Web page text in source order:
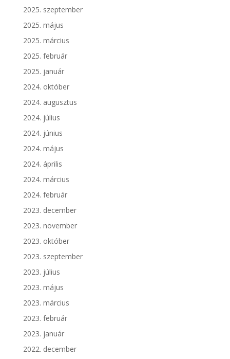
2025. szeptember
2025. május
2025. március
2025. február
2025. január
2024. október
2024. augusztus
2024. július
2024. június
2024. május
2024. április
2024. március
2024. február
2023. december
2023. november
2023. október
2023. szeptember
2023. július
2023. május
2023. március
2023. február
2023. január
2022. december